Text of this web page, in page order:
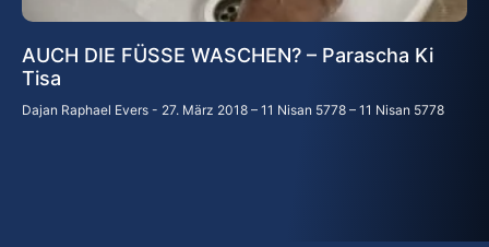
AUCH DIE FÜSSE WASCHEN? – Parascha Ki
Tisa
Dajan Raphael Evers 27. März 2018 – 11 Nisan 5778 – 11 Nisan 5778